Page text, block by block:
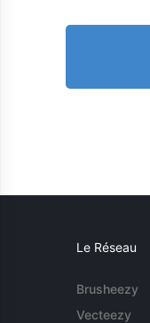
Le Réseau
Brusheezy
Vecteezy